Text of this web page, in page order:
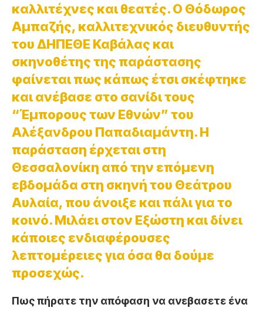
καλλιτέχνες και θεατές. Ο Θόδωρος
Αμπαζής, καλλιτεχνικός διευθυντής
του ΔΗΠΕΘΕ Καβάλας και
σκηνοθέτης της παράστασης
φαίνεται πως κάπως έτσι σκέφτηκε
και ανέβασε στο σανίδι τους
“Έμπορους των Εθνών” του
Αλέξανδρου Παπαδιαμάντη. Η
παράσταση έρχεται στη
Θεσσαλονίκη από την επόμενη
εβδομάδα στη σκηνή του Θεάτρου
Αυλαία, που άνοιξε και πάλι για το
κοινό. Μιλάει στον Εξώστη και δίνει
κάποιες ενδιαφέρουσες
λεπτομέρειες για όσα θα δούμε
προσεχώς.
Πως πήρατε την απόφαση να ανεβασετε ένα